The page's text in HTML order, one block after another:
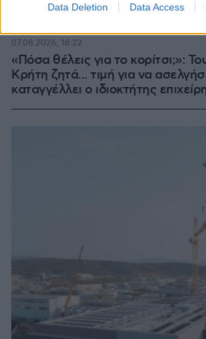
Data Deletion Data Access
«Πόσα θέλεις για το κορίτσι;»:
Κρήτη ζητά... τιμή για να
καταγγέλλει ο ιδιοκτήτης
07.08.2026, 18:22